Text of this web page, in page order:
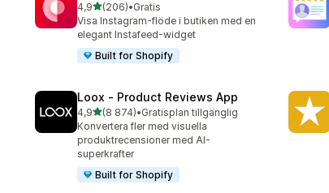
4,9av 5 stjärnor
(206)
206 recensioner totalt
•Gratis
Visa Instagram-flöde i butiken med en
elegant Instafeed-widget
Built for Shopify
Loox ‑ Product Reviews App
4,9av 5 stjärnor
(8 874)
8874 recensioner totalt
•Gratisplan tillgänglig
Konvertera fler med visuella
produktrecensioner med AI-
superkrafter
Built for Shopify